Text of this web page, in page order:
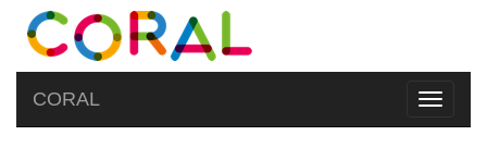
Toggle
CORAL